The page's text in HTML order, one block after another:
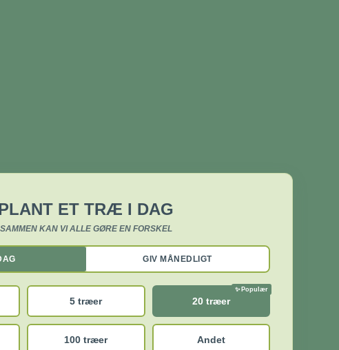
ET TRÆ I DAG
SAMMEN KAN VI ALLE GØRE EN FORSKEL
GIV MÅNEDLIGT
5 træer 20 træer
100 træer Andet